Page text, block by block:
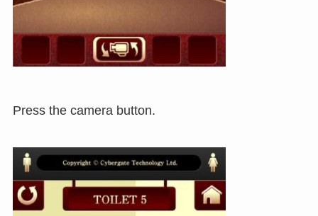
Press the camera button.